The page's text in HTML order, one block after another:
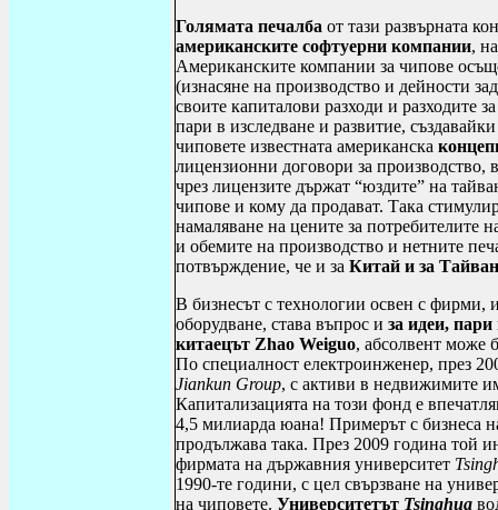
Голямата печалба от тази развърната
американските софтуерни компании,
Американските компании за чипове
(изнасяне на производство и дейности
своите капиталови разходи и разходите
пари в изследване и развитие,
чиповете известната американска
лицензионни договори за производство,
чрез лицензите държат “юздите” на
чипове и кому да продават. Така
намаляване на цените за потребителите
и обемите на производство и нетните
потвърждение, че и за Китай и за Тайван
В бизнесът с технологии освен с
оборудване, става въпрос и за идеи,
китаецът Zhao Weiguo, абсолвент може
По специалност електроинженер, през
Jiankun Group, с активи в недвижимите
Капитализацията на този фонд е
4,5 милиарда юана! Примерът с бизнеса
продължава така. През 2009 година той
фирмата на държавния университет
1990-те години, с цел свързване на
на чиповете. Университетът Tsinghua